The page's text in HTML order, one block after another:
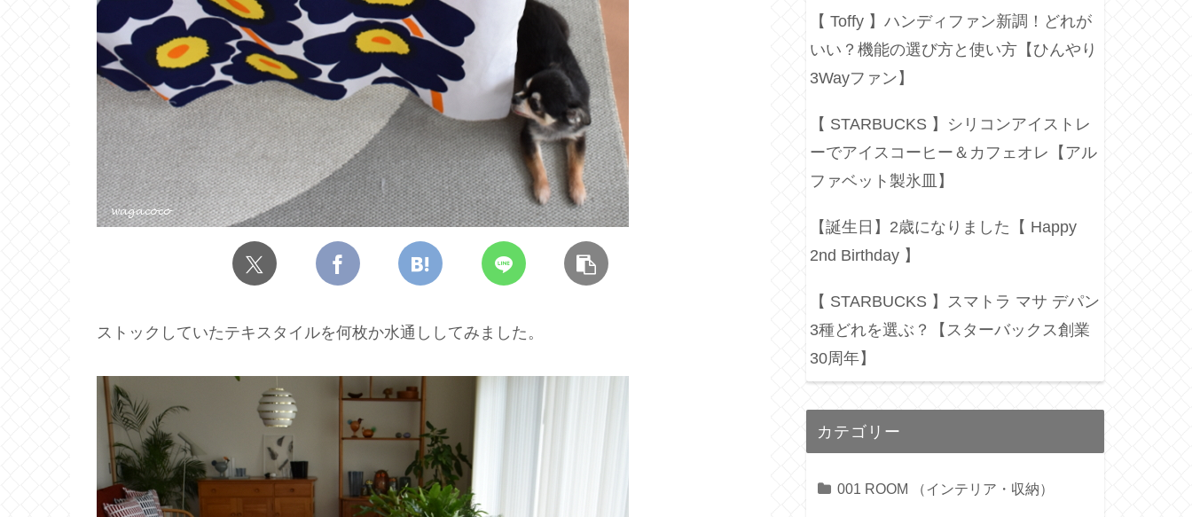
ストックしていたテキスタイルを何枚か水通ししてみました。
【 Toffy 】ハンディファン新調！どれが
いい？機能の選び方と使い方【ひんやり
3Wayファン】
【 STARBUCKS 】シリコンアイストレ
ーでアイスコーヒー＆カフェオレ【アル
ファベット製氷皿】
【誕生日】2歳になりました【 Happy
2nd Birthday 】
【 STARBUCKS 】スマトラ マサ デパン
3種どれを選ぶ？【スターバックス創業
30周年】
カテゴリー
001 ROOM （インテリア・収納）